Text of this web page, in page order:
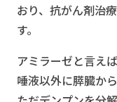
おり、抗がん剤治
す。
アミラーゼと言えば
唾液以外に膵臓か